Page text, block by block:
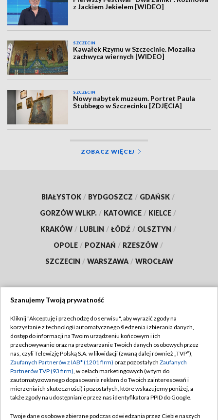
z Jackiem Jekielem [WIDEO]
SZCZECIN
Kawałek Rzymu w Szczecinie. Mozaika
zachwyca wiernych [WIDEO]
SZCZECIN
Nowy nabytek muzeum. Portret Paula
Stubbego w Szczecinku [ZDJĘCIA]
ZOBACZ WIĘCEJ
BIAŁYSTOK / BYDGOSZCZ / GDAŃSK /
GORZÓW WLKP. / KATOWICE / KIELCE /
KRAKÓW / LUBLIN / ŁÓDŹ / OLSZTYN /
OPOLE / POZNAŃ / RZESZÓW /
SZCZECIN / WARSZAWA / WROCŁAW
TVP
Abonament TVP
Emisja w TVP
Centrum informacji TVP
Naziemna Telewizja Cyfrowa
Regulamin TVP
Polityka prywatności
Moje zgody
Pomoc
Szanujemy Twoją prywatność
Kliknij "Akceptuję i przechodzę do serwisu", aby wyrazić zgody na
korzystanie z technologii automatycznego śledzenia i zbierania danych,
dostęp do informacji na Twoim urządzeniu końcowym i ich
przechowywanie oraz na przetwarzanie Twoich danych osobowych przez
nas, czyli Telewizję Polską S.A. w likwidacji (zwaną dalej również „TVP”),
Zaufanych Partnerów z IAB* (1201 firm) oraz pozostałych Zaufanych
Partnerów TVP (93 firm), w celach marketingowych (w tym do
zautomatyzowanego dopasowania reklam do Twoich zainteresowań i
mierzenia ich skuteczności) i pozostałych, które wskazujemy poniżej, a
także zgody na udostępnianie przez nas identyfikatora PPID do Google.
Twoje dane osobowe zbierane podczas odwiedzania przez Ciebie naszych